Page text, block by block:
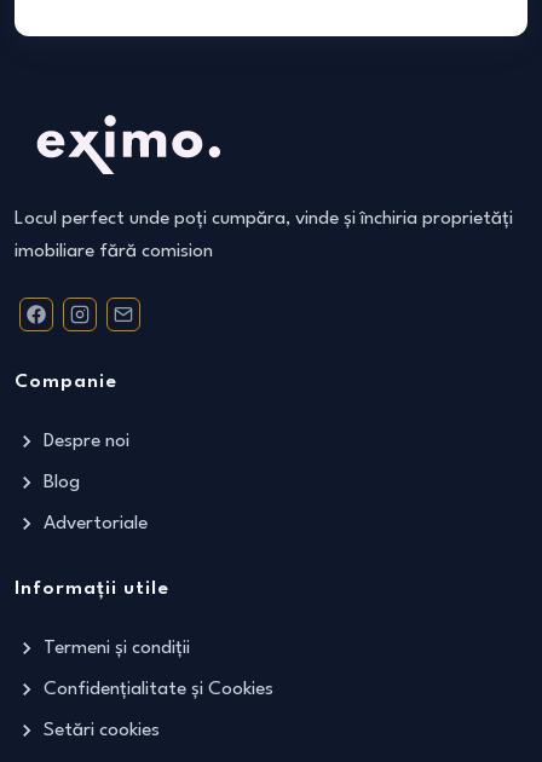
Locul perfect unde poți cumpăra, vinde și închiria proprietăți
imobiliare fără comision
Companie
Despre noi
Blog
Advertoriale
Informații utile
Termeni și condiții
Confidențialitate și Cookies
Setări cookies